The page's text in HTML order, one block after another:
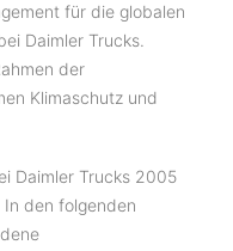
für die globalen
Daimler Trucks.
der
Klimaschutz und
Daimler Trucks 2005
den folgenden